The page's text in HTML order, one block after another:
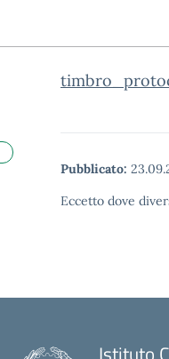
Pubblicato:
Eccetto dove